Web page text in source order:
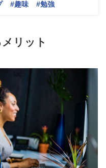
#趣味 #勉強
リット